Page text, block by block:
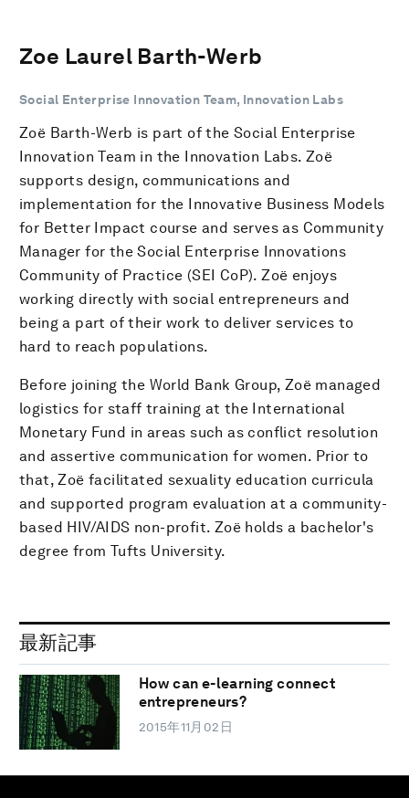
Zoe Laurel Barth-Werb
Social Enterprise Innovation Team, Innovation Labs
Zoë Barth-Werb is part of the Social Enterprise
Innovation Team in the Innovation Labs. Zoë
supports design, communications and
implementation for the Innovative Business Models
for Better Impact course and serves as Community
Manager for the Social Enterprise Innovations
Community of Practice (SEI CoP). Zoë enjoys
working directly with social entrepreneurs and
being a part of their work to deliver services to
hard to reach populations.
Before joining the World Bank Group, Zoë managed
logistics for staff training at the International
Monetary Fund in areas such as conflict resolution
and assertive communication for women. Prior to
that, Zoë facilitated sexuality education curricula
and supported program evaluation at a community-
based HIV/AIDS non-profit. Zoë holds a bachelor's
degree from Tufts University.
最新記事
How can e-learning connect
entrepreneurs?
2015年11月02日